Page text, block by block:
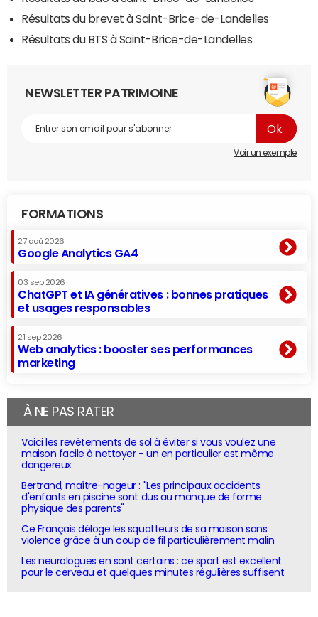
Résultats du brevet à Saint-Brice-de-Landelles
Résultats du BTS à Saint-Brice-de-Landelles
NEWSLETTER PATRIMOINE
Voir un exemple
FORMATIONS
27 aoû 2026
Google Analytics GA4
03 sep 2026
ChatGPT et IA génératives : bonnes pratiques
et usages responsables
21 sep 2026
Web analytics : booster ses performances
marketing
À NE PAS RATER
Voici les revêtements de sol à éviter si vous voulez une
maison facile à nettoyer - un en particulier est même
dangereux
Bertrand, maître-nageur : "Les principaux accidents
d'enfants en piscine sont dus au manque de forme
physique des parents"
Ce Français déloge les squatteurs de sa maison sans
violence grâce à un coup de fil particulièrement malin
Les neurologues en sont certains : ce sport est excellent
pour le cerveau et quelques minutes régulières suffisent